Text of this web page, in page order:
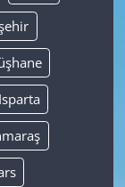
Isparta